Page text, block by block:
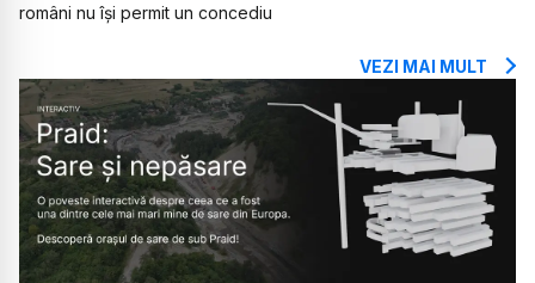
români nu își permit un concediu
VEZI MAI MULT